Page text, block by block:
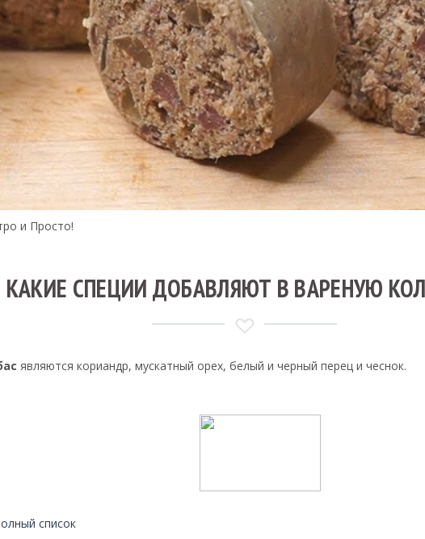
и Просто!
КАКИЕ СПЕЦИИ ДОБАВЛЯЮТ В ВАРЕНУЮ
являются кориандр, мускатный орех, белый и черный перец и чеснок.
список